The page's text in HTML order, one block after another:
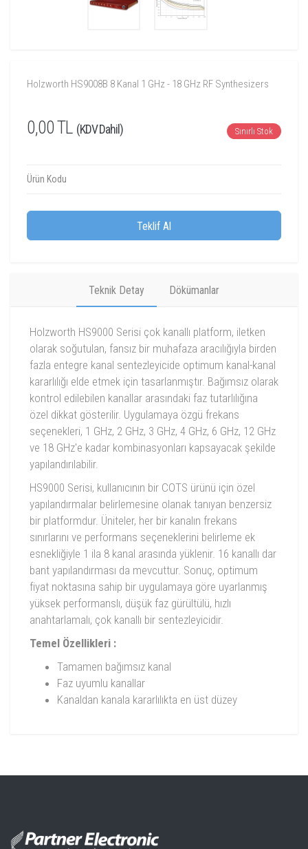
Holzworth HS9008B 8 Kanal 1 GHz - 18 GHz RF Synthesizers
0,00 TL (KDV Dahil) Sınırlı Stok
Ürün Kodu
Teklif Al
Teknik Detay Dökümanlar
Holzworth HS9000 Serisi çok kanallı platform, iletken
olarak soğutulan, fansız bir muhafaza aracılığıyla birden
fazla entegre kanal sentezleyicide optimum kanal-kanal
kararlılığı elde etmek için tasarlanmıştır. Bağımsız olarak
kontrol edilebilen kanallar arasındaki faz tutarlılığına
özel dikkat gösterilir. Uygulamaya özgü frekans
seçenekleri, 1 GHz, 2 GHz, 3 GHz, 4 GHz, 6 GHz, 12 GHz
ve 18 GHz'e kadar kombinasyonları kapsayacak şekilde
yapılandırılabilir.
HS9000 Serisi, kullanıcının bir COTS ürünü için özel
yapılandırmalar belirlemesine olanak tanıyan benzersiz
bir platformdur. Üniteler, her bir kanalın frekans
sınırlarını ve performans seçeneklerini belirleme ek
esnekliğiyle 1 ila 8 kanal arasında yüklenir. 16 kanallı dar
bant yapılandırması da mevcuttur. Sonuç, optimum
fiyat noktasına sahip bir uygulamaya göre uyarlanmış
yüksek performanslı, düşük faz gürültülü, hızlı
anahtarlamalı, çok kanallı bir sentezleyicidir.
Temel Özellikleri :
Tamamen bağımsız kanal
Faz uyumlu kanallar
Kanaldan kanala kararlılıkta en üst düzey